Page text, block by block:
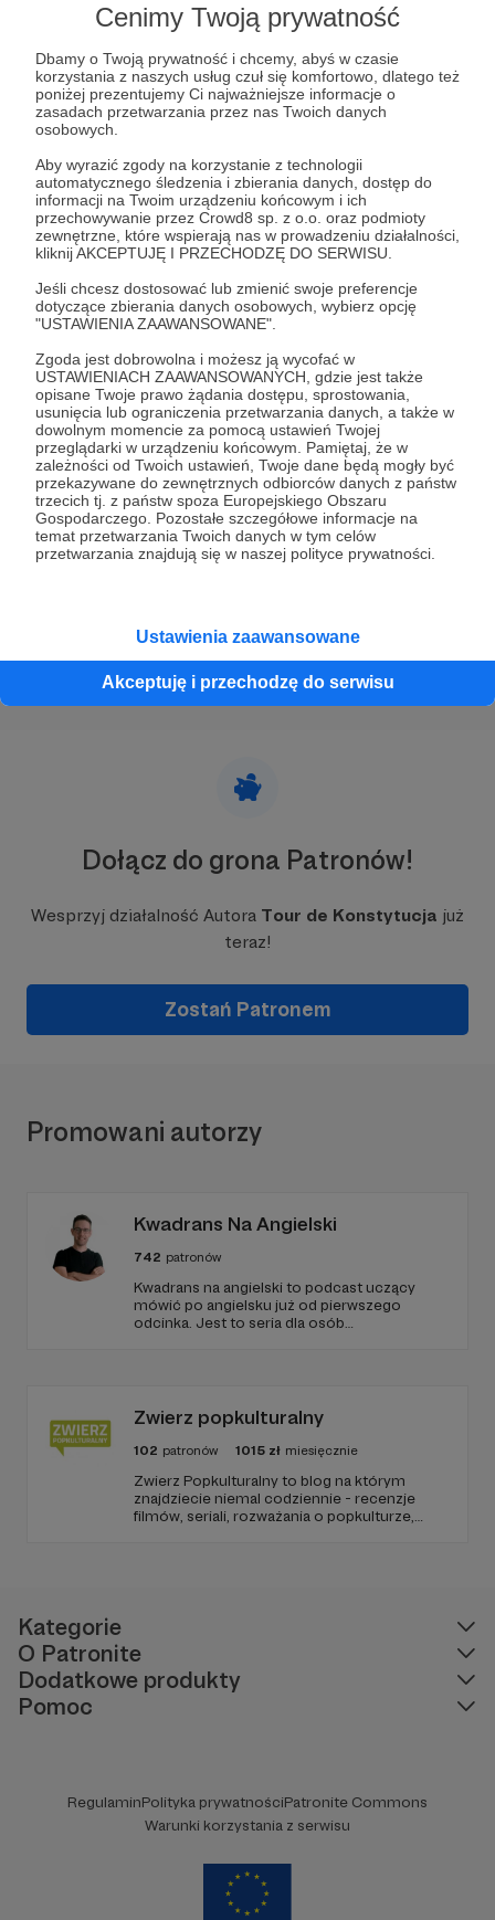
Cenimy Twoją prywatność
Dbamy o Twoją prywatność i chcemy, abyś w czasie
korzystania z naszych usług czuł się komfortowo, dlatego też
poniżej prezentujemy Ci najważniejsze informacje o
zasadach przetwarzania przez nas Twoich danych
osobowych.
Aby wyrazić zgody na korzystanie z technologii
automatycznego śledzenia i zbierania danych, dostęp do
informacji na Twoim urządzeniu końcowym i ich
przechowywanie przez Crowd8 sp. z o.o. oraz podmioty
zewnętrzne, które wspierają nas w prowadzeniu działalności,
kliknij AKCEPTUJĘ I PRZECHODZĘ DO SERWISU.
Jeśli chcesz dostosować lub zmienić swoje preferencje
dotyczące zbierania danych osobowych, wybierz opcję
"USTAWIENIA ZAAWANSOWANE".
Zgoda jest dobrowolna i możesz ją wycofać w
USTAWIENIACH ZAAWANSOWANYCH, gdzie jest także
opisane Twoje prawo żądania dostępu, sprostowania,
usunięcia lub ograniczenia przetwarzania danych, a także w
dowolnym momencie za pomocą ustawień Twojej
przeglądarki w urządzeniu końcowym. Pamiętaj, że w
zależności od Twoich ustawień, Twoje dane będą mogły być
przekazywane do zewnętrznych odbiorców danych z państw
trzecich tj. z państw spoza Europejskiego Obszaru
Gospodarczego. Pozostałe szczegółowe informacje na
temat przetwarzania Twoich danych w tym celów
przetwarzania znajdują się w naszej polityce prywatności.
Ustawienia zaawansowane
Akceptuję i przechodzę do serwisu
Dzisiaj w nocy... :0
Sklep Patronite uruchomimy jeszcze dzisiaj w nocy ;)
tourdekonstytucja sklep kord +2
30.01.2023 ● Brak komentarzy
Tour de Konstytucja 2023 rusza w
drogę!!!
Mapa i kalendarz zgłoszeń dla organizacji przystanków
Tour de Konstytucja 2023 #GłosujęnaPolskę
kord
Dołącz do grona Patronów!
Wesprzyj działalność Autora Tour de Konstytucja już
teraz!
Zostań Patronem
Promowani autorzy
Kwadrans Na Angielski
742 patronów
Kwadrans na angielski to podcast uczący
mówić po angielsku już od pierwszego
odcinka. Jest to seria dla osób
nowego odcinka co czwartek.
Zwierz popkulturalny
102 patronów 1015 zł miesięcznie
Zwierz Popkulturalny to blog na którym
znajdziecie niemal codziennie - recenzje
filmów, seriali, rozważania o popkulturze,
Kategorie
O Patronite
Dodatkowe produkty
Pomoc
RegulaminPolityka prywatnościPatronite Commons
Warunki korzystania z serwisu